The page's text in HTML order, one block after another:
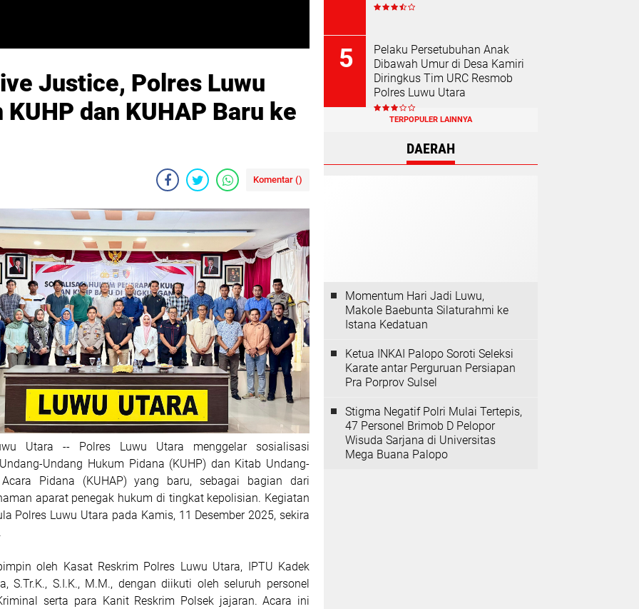
Justice, Polres Luwu
dan KUHAP Baru ke
Komentar ()
Utara -- Polres Luwu Utara menggelar sosialisasi
Undang Hukum Pidana (KUHP) dan Kitab Undang-
Pidana (KUHAP) yang baru, sebagai bagian dari
aparat penegak hukum di tingkat kepolisian. Kegiatan
Polres Luwu Utara pada Kamis, 11 Desember 2025, sekira
oleh Kasat Reskrim Polres Luwu Utara, IPTU Kadek
S.Tr.K., S.I.K., M.M., dengan diikuti oleh seluruh personel
serta para Kanit Reskrim Polsek jajaran. Acara ini
Pelaku Persetubuhan Anak
Dibawah Umur di Desa Kamiri
Diringkus Tim URC Resmob
Polres Luwu Utara
TERPOPULER LAINNYA
DAERAH
Momentum Hari Jadi Luwu,
Makole Baebunta Silaturahmi ke
Istana Kedatuan
Ketua INKAI Palopo Soroti Seleksi
Karate antar Perguruan Persiapan
Pra Porprov Sulsel
Stigma Negatif Polri Mulai Tertepis,
47 Personel Brimob D Pelopor
Wisuda Sarjana di Universitas
Mega Buana Palopo